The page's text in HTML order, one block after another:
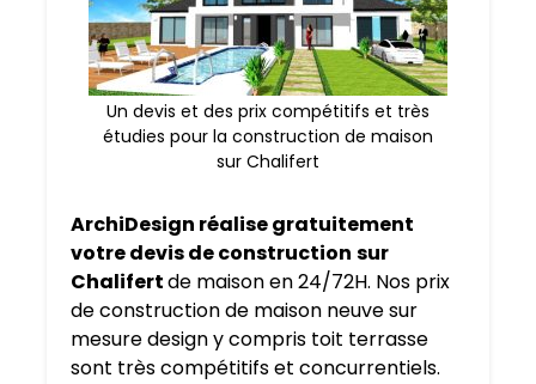
Un devis et des prix compétitifs et très
étudies pour la construction de maison
sur Chalifert
ArchiDesign réalise gratuitement
votre devis de construction sur
Chalifertde maison en 24/72H. Nos prix
de construction de maison neuve sur
mesure design y compris toit terrasse
sont très compétitifs et concurrentiels.